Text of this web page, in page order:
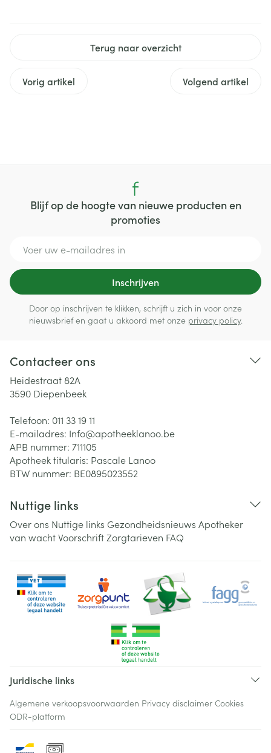
Terug naar overzicht
Vorig artikel Volgend artikel
Blijf op de hoogte van nieuwe producten en
promoties
Inschrijven
Door op inschrijven te klikken, schrijft u zich in voor onze
nieuwsbrief en gaat u akkoord met onze privacy policy.
Contacteer ons
Heidestraat 82A
3590 Diepenbeek
Telefoon: 011 33 19 11
E-mailadres: Info@apotheeklanoo.be
APB nummer: 711105
Apotheek titularis: Pascale Lanoo
BTW nummer: BE0895023552
Nuttige links
Over ons Nuttige links Gezondheidsnieuws Apotheker
van wachtVoorschriftZorgtarieven FAQ
Juridische links
Algemene verkoopsvoorwaarden Privacy disclaimer Cookies
ODR-platform